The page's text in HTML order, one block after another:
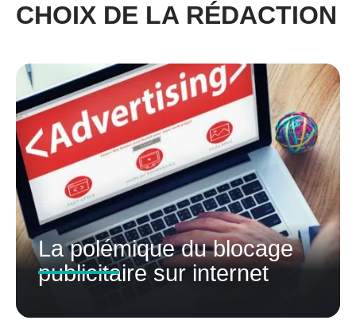
CHOIX DE LA RÉDACTION
La polémique du blocage
publicitaire sur internet